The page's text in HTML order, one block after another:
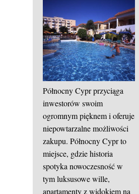
Północny Cypr przyciąga
inwestorów swoim
ogromnym pięknem i oferuje
niepowtarzalne możliwości
zakupu. Północny Cypr to
miejsce, gdzie historia
spotyka nowoczesność w
tym luksusowe wille,
apartamenty z widokiem na